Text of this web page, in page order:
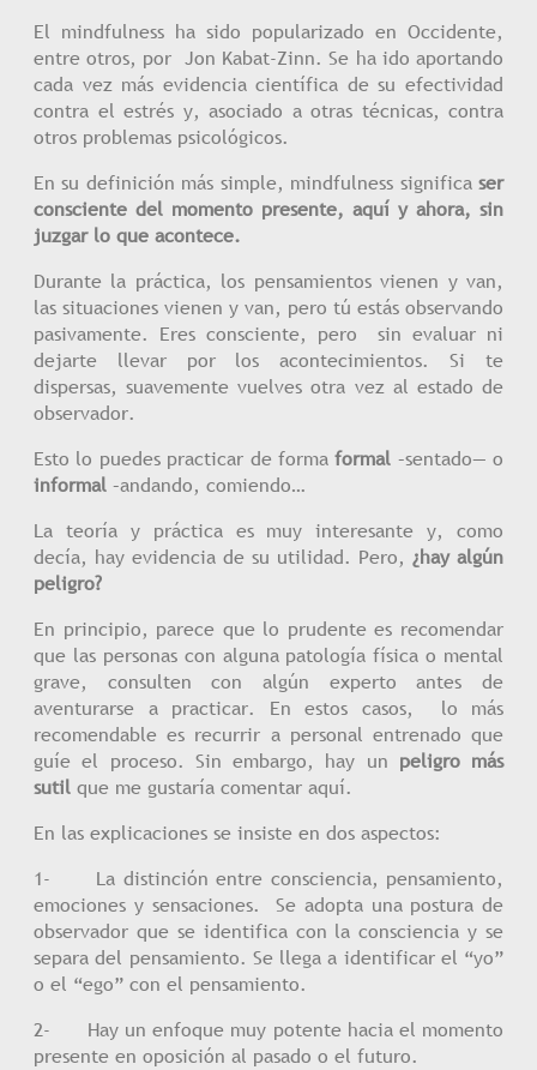
El mindfulness ha sido popularizado en Occidente,
entre otros, por Jon Kabat-Zinn. Se ha ido aportando
cada vez más evidencia científica de su efectividad
contra el estrés y, asociado a otras técnicas, contra
otros problemas psicológicos.
En su definición más simple, mindfulness significa ser
consciente del momento presente, aquí y ahora, sin
juzgar lo que acontece.
Durante la práctica, los pensamientos vienen y van,
las situaciones vienen y van, pero tú estás observando
pasivamente. Eres consciente, pero sin evaluar ni
dejarte llevar por los acontecimientos. Si te
dispersas, suavemente vuelves otra vez al estado de
observador.
Esto lo puedes practicar de formaformal –sentado— o
informal –andando, comiendo…
La teoría y práctica es muy interesante y, como
decía, hay evidencia de su utilidad. Pero, ¿hay algún
peligro?
En principio, parece que lo prudente es recomendar
que las personas con alguna patología física o mental
grave, consulten con algún experto antes de
aventurarse a practicar. En estos casos, lo más
recomendable es recurrir a personal entrenado que
guíe el proceso. Sin embargo, hay un peligro más
sutil que me gustaría comentar aquí.
En las explicaciones se insiste en dos aspectos:
1- La distinción entre consciencia, pensamiento,
emociones y sensaciones. Se adopta una postura de
observador que se identifica con la consciencia y se
separa del pensamiento. Se llega a identificar el “yo”
o el “ego” con el pensamiento.
2- Hay un enfoque muy potente hacia el momento
presente en oposición al pasado o el futuro.